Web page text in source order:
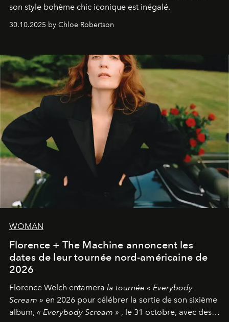
son style bohème chic iconique est inégalé.
30.10.2025 by Chloe Robertson
WOMAN
Florence + The Machine annoncent les
dates de leur tournée nord-américaine de
2026
Florence Welch entamera la tournée « Everybody
Scream » en 2026 pour célébrer la sortie de son sixième
album, « Everybody Scream » , le 31 octobre, avec des